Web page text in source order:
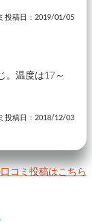
投稿日：2019/01/05
。温度は17～
投稿日：2018/12/03
コミ投稿はこちら